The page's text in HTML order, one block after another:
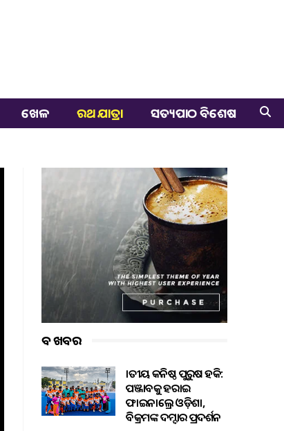
ଖେଳ ରଥ ଯାତ୍ରା ସତ୍ୟପାଠ ବିଶେଷ
ବଡ ଖବର
ଜାତୀୟ କନିଷ୍ଠ ପୁରୁଷ ହକି:
ପଞ୍ଜାବକୁ ହରାଇ
ଫାଇନାଲ୍ରେ ଓଡ଼ିଶା,
ବିକ୍ରମଙ୍କ ଦମ୍ଦାର ପ୍ରଦର୍ଶନ